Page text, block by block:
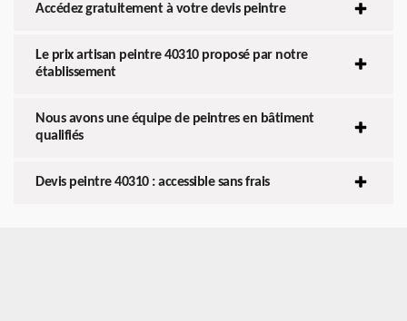
Accédez gratuitement à votre devis peintre
Le prix artisan peintre 40310 proposé par notre
établissement
Nous avons une équipe de peintres en bâtiment
qualifiés
Devis peintre 40310 : accessible sans frais